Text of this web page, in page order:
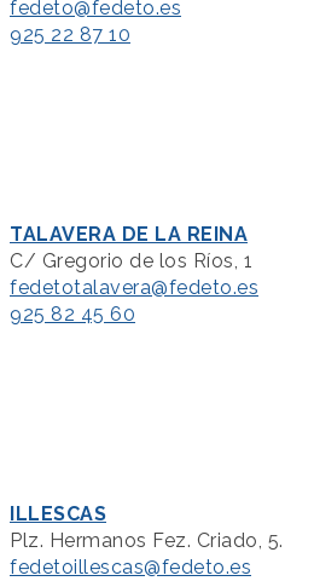
fedeto@fedeto.es
925 22 87 10
TALAVERA DE LA REINA
C/ Gregorio de los Ríos, 1
fedetotalavera@fedeto.es
925 82 45 60
ILLESCAS
Plz. Hermanos Fez. Criado, 5.
fedetoillescas@fedeto.es